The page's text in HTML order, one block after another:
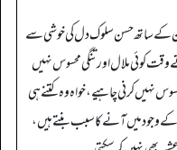
کے ساتھ حسن سلوک دل کی خوشی سے
کوئی ملال اور تنگی محسوس نہیں
نہیں کرنی چاہیے، خواہ وہ کتنے ہی
وجود میں آنے کا سبب بنتے ہیں،